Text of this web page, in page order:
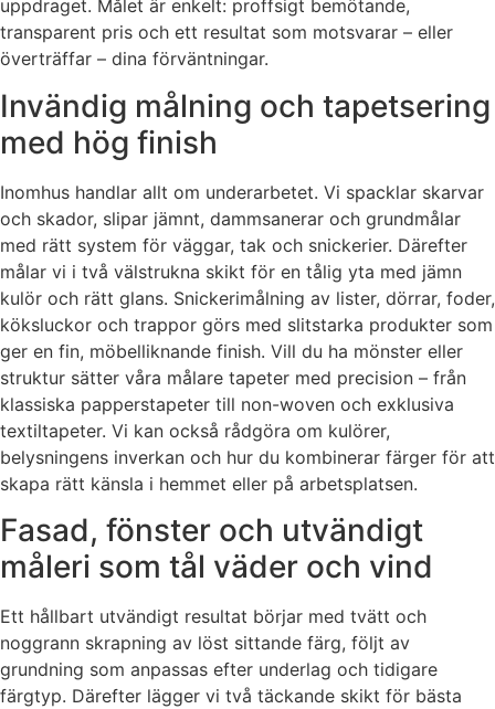
uppdraget. Målet är enkelt: proffsigt bemötande,
transparent pris och ett resultat som motsvarar – eller
överträffar – dina förväntningar.
Invändig målning och tapetsering
med hög finish
Inomhus handlar allt om underarbetet. Vi spacklar skarvar
och skador, slipar jämnt, dammsanerar och grundmålar
med rätt system för väggar, tak och snickerier. Därefter
målar vi i två välstrukna skikt för en tålig yta med jämn
kulör och rätt glans. Snickerimålning av lister, dörrar, foder,
köksluckor och trappor görs med slitstarka produkter som
ger en fin, möbelliknande finish. Vill du ha mönster eller
struktur sätter våra målare tapeter med precision – från
klassiska papperstapeter till non-woven och exklusiva
textiltapeter. Vi kan också rådgöra om kulörer,
belysningens inverkan och hur du kombinerar färger för att
skapa rätt känsla i hemmet eller på arbetsplatsen.
Fasad, fönster och utvändigt
måleri som tål väder och vind
Ett hållbart utvändigt resultat börjar med tvätt och
noggrann skrapning av löst sittande färg, följt av
grundning som anpassas efter underlag och tidigare
färgtyp. Därefter lägger vi två täckande skikt för bästa